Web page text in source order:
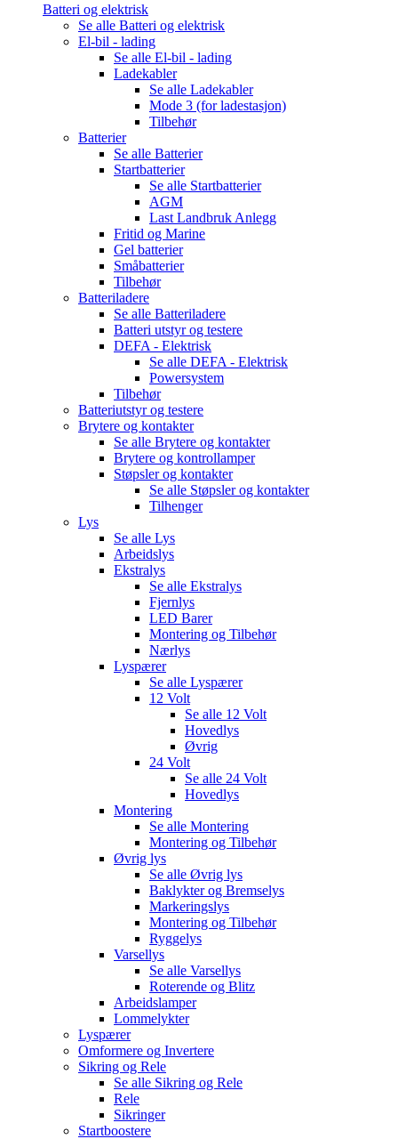
Batteri og elektrisk
Se alle Batteri og elektrisk
El-bil - lading
Se alle El-bil - lading
Ladekabler
Se alle Ladekabler
Mode 3 (for ladestasjon)
Tilbehør
Batterier
Se alle Batterier
Startbatterier
Se alle Startbatterier
AGM
Last Landbruk Anlegg
Fritid og Marine
Gel batterier
Småbatterier
Tilbehør
Batteriladere
Se alle Batteriladere
Batteri utstyr og testere
DEFA - Elektrisk
Se alle DEFA - Elektrisk
Powersystem
Tilbehør
Batteriutstyr og testere
Brytere og kontakter
Se alle Brytere og kontakter
Brytere og kontrollamper
Støpsler og kontakter
Se alle Støpsler og kontakter
Tilhenger
Lys
Se alle Lys
Arbeidslys
Ekstralys
Se alle Ekstralys
Fjernlys
LED Barer
Montering og Tilbehør
Nærlys
Lyspærer
Se alle Lyspærer
12 Volt
Se alle 12 Volt
Hovedlys
Øvrig
24 Volt
Se alle 24 Volt
Hovedlys
Montering
Se alle Montering
Montering og Tilbehør
Øvrig lys
Se alle Øvrig lys
Baklykter og Bremselys
Markeringslys
Montering og Tilbehør
Ryggelys
Varsellys
Se alle Varsellys
Roterende og Blitz
Arbeidslamper
Lommelykter
Lyspærer
Omformere og Invertere
Sikring og Rele
Se alle Sikring og Rele
Rele
Sikringer
Startboostere